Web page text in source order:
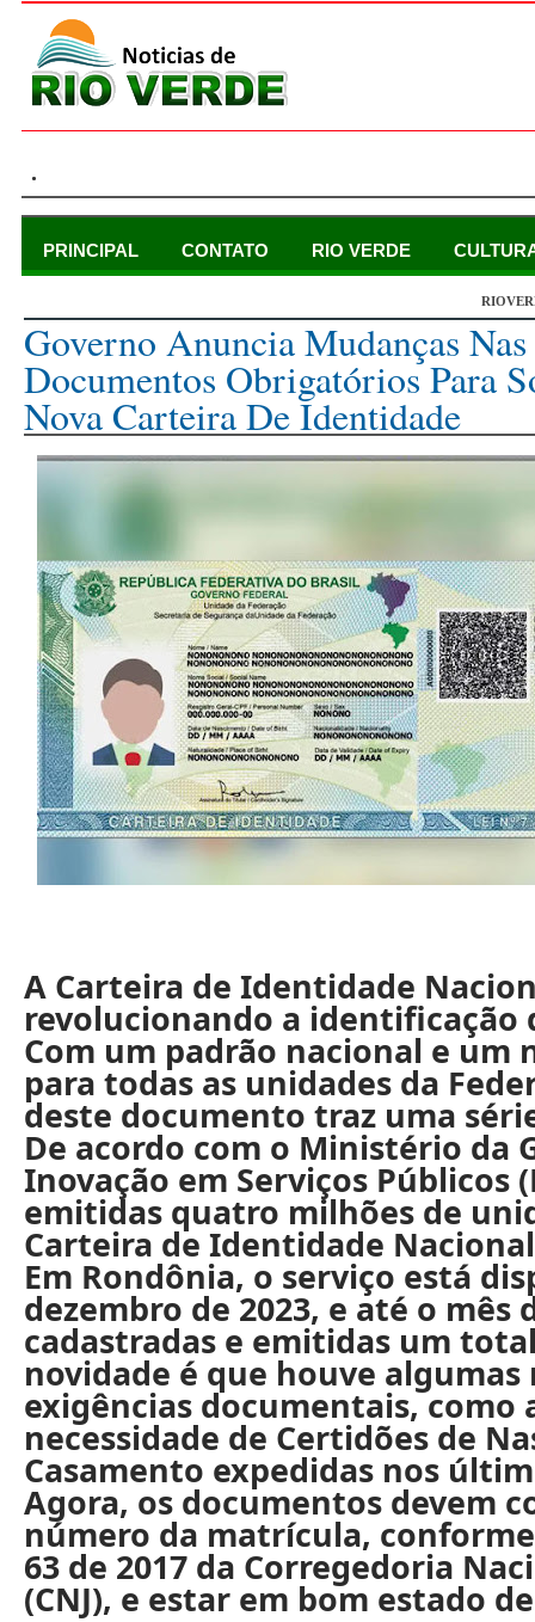
.
PRINCIPAL CONTATO RIO VERDE
Governo Anuncia Mudanças
Documentos Obrigatórios Para
Nova Carteira De Identidade
A Carteira de Identidade
revolucionando a identificação
Com um padrão nacional e um
para todas as unidades da
deste documento traz uma
De acordo com o Ministério da
Inovação em Serviços Públicos
emitidas quatro milhões de
Carteira de Identidade
Em Rondônia, o serviço está
dezembro de 2023, e até o mês
cadastradas e emitidas um
novidade é que houve algumas
exigências documentais, como
necessidade de Certidões de
Casamento expedidas nos
Agora, os documentos devem
número da matrícula,
63 de 2017 da Corregedoria
(CNJ), e estar em bom estado